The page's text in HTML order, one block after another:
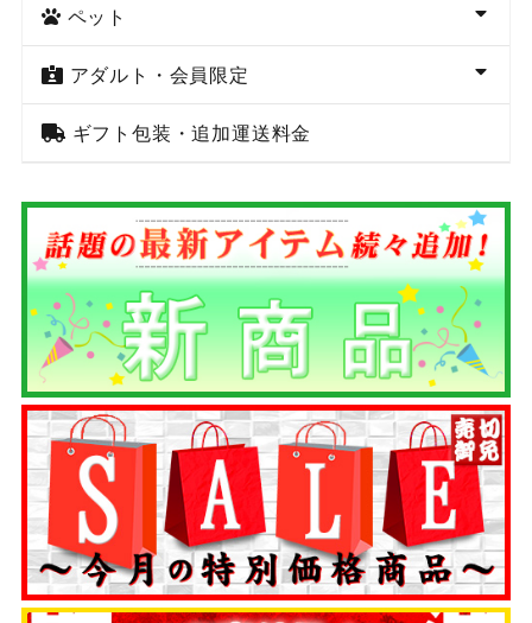
ペット
アダルト・会員限定
ギフト包装・追加運送料金